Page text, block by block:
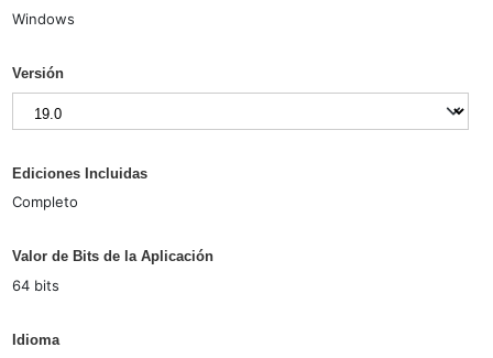
Windows
Versión
Ediciones Incluidas
Completo
Valor de Bits de la Aplicación
64 bits
Idioma